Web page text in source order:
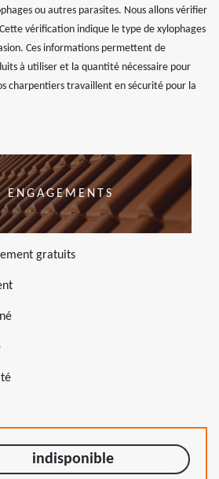
ou autres parasites. Nous allons vérifier
vérification indique le type de xylophages
Ces informations permettent de
à utiliser et la quantité nécessaire pour
charpentiers travaillent en sécurité pour la
ENGAGEMENTS
gratuits
indisponible